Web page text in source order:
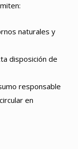
naturales y
disposición de
responsable
en